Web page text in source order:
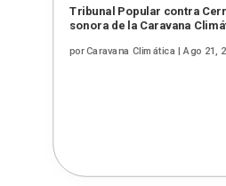
Tribunal Popular contra
sonora de la Caravana
porCaravana Climática | Ago 21,